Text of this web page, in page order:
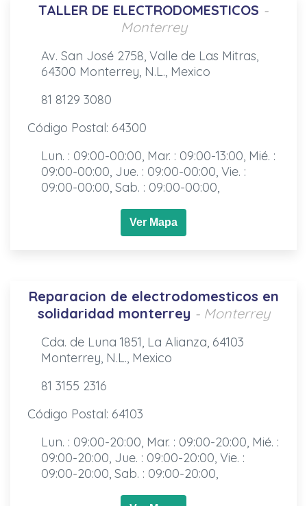
TALLER DE ELECTRODOMESTICOS -
Monterrey
Av. San José 2758, Valle de Las Mitras,
64300 Monterrey, N.L., Mexico
81 8129 3080
Código Postal: 64300
Lun. : 09:00-00:00, Mar. : 09:00-13:00, Mié. :
09:00-00:00, Jue. : 09:00-00:00, Vie. :
09:00-00:00, Sab. : 09:00-00:00,
Ver Mapa
Reparacion de electrodomesticos en
solidaridad monterrey - Monterrey
Cda. de Luna 1851, La Alianza, 64103
Monterrey, N.L., Mexico
81 3155 2316
Código Postal: 64103
Lun. : 09:00-20:00, Mar. : 09:00-20:00, Mié. :
09:00-20:00, Jue. : 09:00-20:00, Vie. :
09:00-20:00, Sab. : 09:00-20:00,